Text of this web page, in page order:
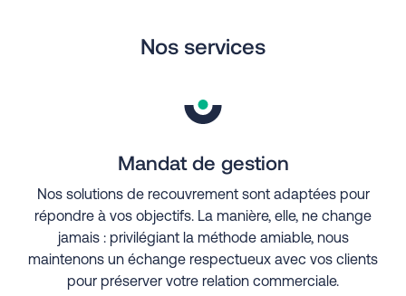
Nos services
Mandat de gestion
Nos solutions de recouvrement sont adaptées pour
répondre à vos objectifs. La manière, elle, ne change
jamais : privilégiant la méthode amiable, nous
maintenons un échange respectueux avec vos clients
pour préserver votre relation commerciale.